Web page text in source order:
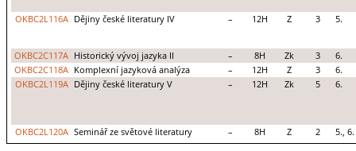
OKBC2L116A Dějiny české literatury IV – 12H Z 3 5.
OKBC2C117A Historický vývoj jazyka II – 8H Zk 3
6.
OKBC2C118A Komplexní jazyková analýza – 12H Z 3
6.
OKBC2L119A
Dějiny české literatury V – 12H Zk 5 6.
OKBC2L120A Seminář ze světové literatury – 8H Z 2 5., 6.